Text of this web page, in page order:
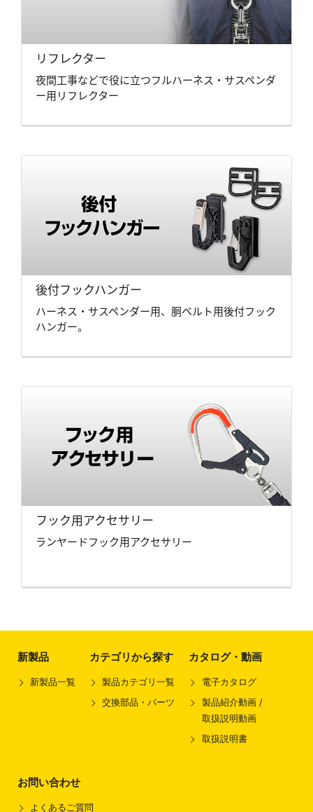
リフレクター
夜間工事などで役に立つフルハーネス・サスペンダ
ー用リフレクター
後付フックハンガー
ハーネス・サスペンダー用、胴ベルト用後付フック
ハンガー。
フック用アクセサリー
ランヤードフック用アクセサリー
新製品
新製品一覧
カテゴリから探す
製品カテゴリ一覧
交換部品・パーツ
カタログ・動画
電子カタログ
製品紹介動画 /
取扱説明動画
取扱説明書
お問い合わせ
よくあるご質問